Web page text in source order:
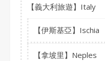
【義大利旅遊】Italy
【伊斯基亞】Ischia
【拿坡里】Neples